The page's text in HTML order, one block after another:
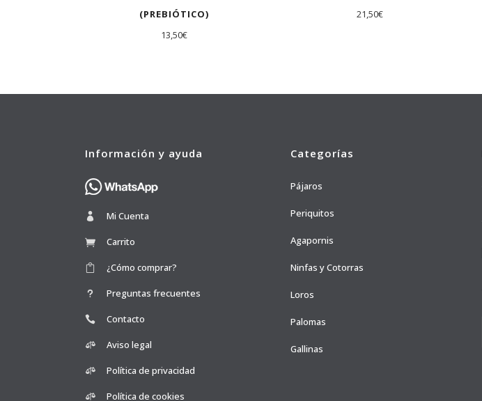
(PREBIÓTICO)
13,50€
21,50€
Información y ayuda
Mi Cuenta
Carrito
¿Cómo comprar?
Preguntas frecuentes
Contacto
Aviso legal
Política de privacidad
Política de cookies
Categorías
Pájaros
Periquitos
Agapornis
Ninfas y Cotorras
Loros
Palomas
Gallinas